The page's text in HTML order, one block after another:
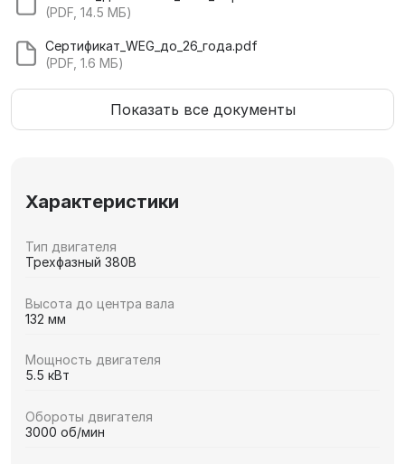
(PDF, 14.5 МБ)
Сертификат_WEG_до_26_года.pdf
(PDF, 1.6 МБ)
Показать все документы
Характеристики
Тип двигателя
Трехфазный 380В
Высота до центра вала
132 мм
Мощность двигателя
5.5 кВт
Обороты двигателя
3000 об/мин